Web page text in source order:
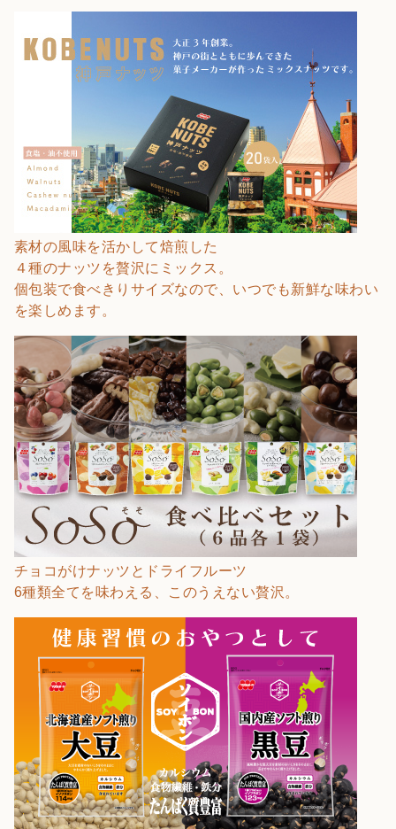
素材の風味を活かして焙煎した
４種のナッツを贅沢にミックス。
個包装で食べきりサイズなので、いつでも新鮮な味わい
を楽しめます。
チョコがけナッツとドライフルーツ
6種類全てを味わえる、このうえない贅沢。